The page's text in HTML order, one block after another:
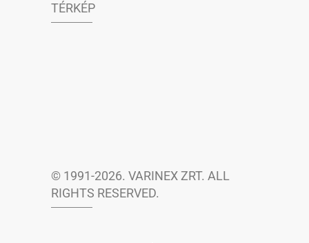
TÉRKÉP
© 1991-2026. VARINEX ZRT. ALL
RIGHTS RESERVED.